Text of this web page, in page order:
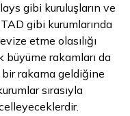
gibi kuruluşların ve
gibi kurumlarında
etme olasılığı
büyüme rakamları da
rakama geldiğine
sırasıyla